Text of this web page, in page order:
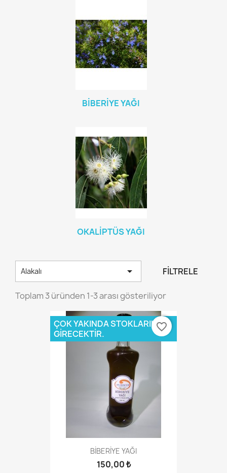
BİBERİYE YAĞI
OKALİPTÜS YAĞI
Alakalı  FILTRELE
Toplam 3 üründen 1-3 arası gösteriliyor
BİBERİYE YAĞI
150,00 ₺
ÇOK YAKINDA STOKLARIMIZA
GIRECEKTIR.
favorite_border